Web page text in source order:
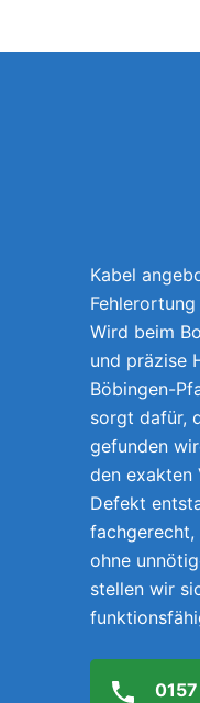
Kabel
Wird beim
und präzise
Böbingen-
sorgt dafür,
gefunden
den exakten
Defekt
fachgerecht,
ohne
stellen wir